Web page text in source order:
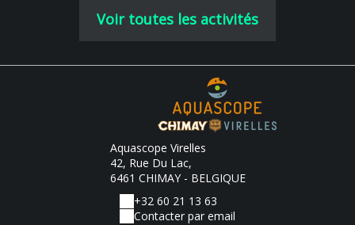
Voir toutes les activités
Aquascope Virelles
42, Rue Du Lac,
6461 CHIMAY - BELGIQUE
+32 60 21 13 63
Contacter par email